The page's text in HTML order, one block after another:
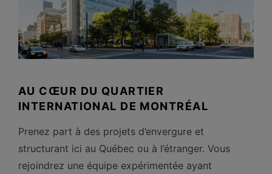
AU CŒUR DU QUARTIER
INTERNATIONAL DE MONTRÉAL
Prenez part à des projets d’envergure et
structurant ici au Québec ou à l’étranger. Vous
rejoindrez une équipe expérimentée ayant